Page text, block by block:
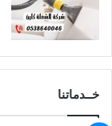
خــدماتنا